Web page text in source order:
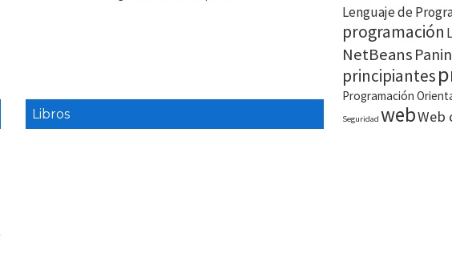
Libros
Lenguaje de
programación
NetBeans
principiantes
Programación
Seguridad webWeb